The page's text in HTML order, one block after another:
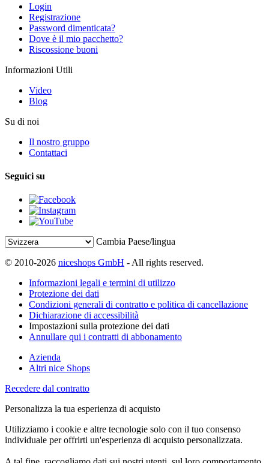
Login
Registrazione
Password dimenticata?
Dove è il mio pacchetto?
Riscossione buoni
Informazioni Utili
Video
Blog
Su di noi
Il nostro gruppo
Contattaci
Seguici su
Cambia Paese/lingua
© 2010-2026 niceshops GmbH - All rights reserved.
Informazioni legali e termini di utilizzo
Protezione dei dati
Condizioni generali di contratto e politica di cancellazione
Dichiarazione di accessibilità
Impostazioni sulla protezione dei dati
Annullare qui i contratti di abbonamento
Azienda
Altri nice Shops
Recedere dal contratto
Personalizza la tua esperienza di acquisto
Utilizziamo i cookie e altre tecnologie solo con il tuo consenso
individuale per offrirti un'esperienza di acquisto personalizzata.